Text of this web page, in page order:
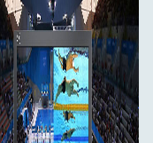
nebo upevnit na
pro celý tým.
jako stolní